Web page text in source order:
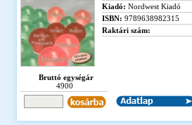
Kiadó: Nordwest Kiadó
ISBN: 9789638982315
Raktári szám:
Bruttó egységár
4900